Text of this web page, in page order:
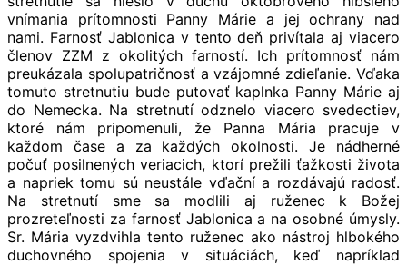
vnímania prítomnosti Panny Márie a jej ochrany nad
nami. Farnosť Jablonica v tento deň privítala aj viacero
členov ZZM z okolitých farností. Ich prítomnosť nám
preukázala spolupatričnosť a vzájomné zdieľanie. Vďaka
tomuto stretnutiu bude putovať kaplnka Panny Márie aj
do Nemecka. Na stretnutí odznelo viacero svedectiev,
ktoré nám pripomenuli, že Panna Mária pracuje v
každom čase a za každých okolnosti. Je nádherné
počuť posilnených veriacich, ktorí prežili ťažkosti života
a napriek tomu sú neustále vďační a rozdávajú radosť.
Na stretnutí sme sa modlili aj ruženec k Božej
prozreteľnosti za farnosť Jablonica a na osobné úmysly.
Sr. Mária vyzdvihla tento ruženec ako nástroj hlbokého
duchovného spojenia v situáciách, keď napríklad